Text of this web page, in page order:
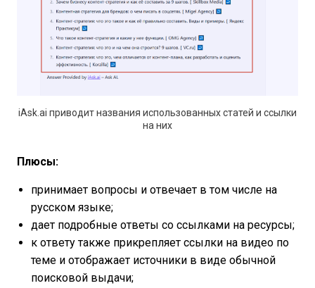
iAsk.ai приводит названия использованных статей и ссылки
на них
Плюсы:
принимает вопросы и отвечает в том числе на
русском языке;
дает подробные ответы со ссылками на ресурсы;
к ответу также прикрепляет ссылки на видео по
теме и отображает источники в виде обычной
поисковой выдачи;